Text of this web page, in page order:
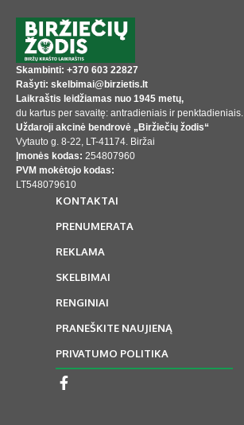
Skambinti: +370 603 22827
Rašyti: skelbimai@birzietis.lt
Laikraštis leidžiamas nuo 1945 metų,
du kartus per savaitę: antradieniais ir penktadieniais.
Uždaroji akcinė bendrovė „Biržiečių žodis“
Vytauto g. 8-22, LT-41174. Biržai
Įmonės kodas: 254807960
PVM mokėtojo kodas:
LT548079610
KONTAKTAI
PRENUMERATA
REKLAMA
SKELBIMAI
RENGINIAI
PRANEŠKITE NAUJIENĄ
PRIVATUMO POLITIKA